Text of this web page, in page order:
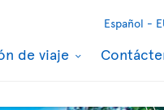
Español -
de viaje